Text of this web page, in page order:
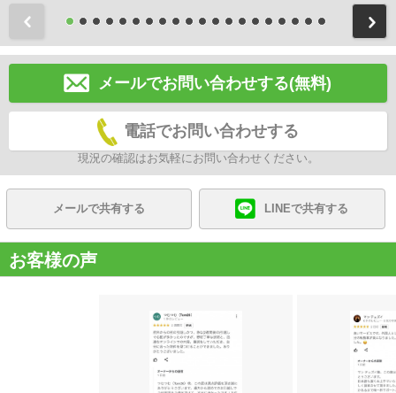
メールでお問い合わせする(無料)
電話でお問い合わせする
現況の確認はお気軽にお問い合わせください。
メールで共有する LINEで共有する
お客様の声